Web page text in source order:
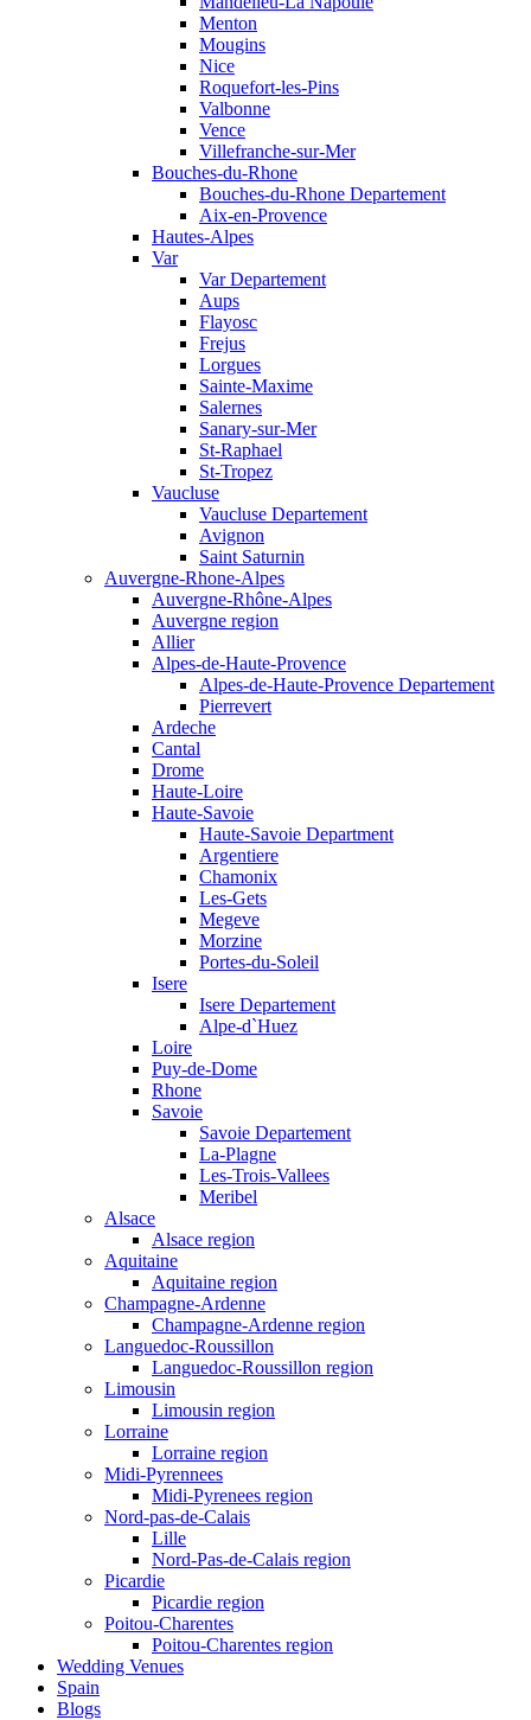
Menton
Mougins
Nice
Roquefort-les-Pins
Valbonne
Vence
Villefranche-sur-Mer
Bouches-du-Rhone
Bouches-du-Rhone Departement
Aix-en-Provence
Hautes-Alpes
Var
Var Departement
Aups
Flayosc
Frejus
Lorgues
Sainte-Maxime
Salernes
Sanary-sur-Mer
St-Raphael
St-Tropez
Vaucluse
Vaucluse Departement
Avignon
Saint Saturnin
Auvergne-Rhone-Alpes
Auvergne-Rhône-Alpes
Auvergne region
Allier
Alpes-de-Haute-Provence
Alpes-de-Haute-Provence Departement
Pierrevert
Ardeche
Cantal
Drome
Haute-Loire
Haute-Savoie
Haute-Savoie Department
Argentiere
Chamonix
Les-Gets
Megeve
Morzine
Portes-du-Soleil
Isere
Isere Departement
Alpe-d`Huez
Loire
Puy-de-Dome
Rhone
Savoie
Savoie Departement
La-Plagne
Les-Trois-Vallees
Meribel
Alsace
Alsace region
Aquitaine
Aquitaine region
Champagne-Ardenne
Champagne-Ardenne region
Languedoc-Roussillon
Languedoc-Roussillon region
Limousin
Limousin region
Lorraine
Lorraine region
Midi-Pyrennees
Midi-Pyrenees region
Nord-pas-de-Calais
Lille
Nord-Pas-de-Calais region
Picardie
Picardie region
Poitou-Charentes
Poitou-Charentes region
Wedding Venues
Spain
Blogs